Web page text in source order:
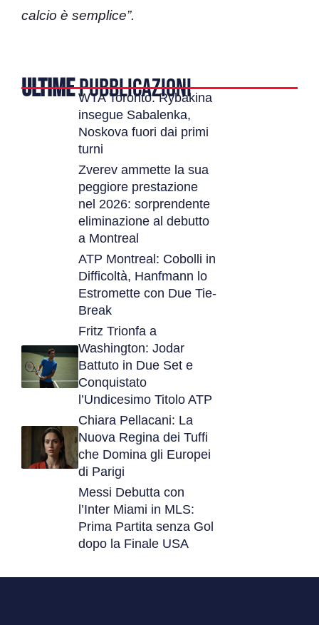
calcio è semplice”.
ULTIMEPUBBLICAZIONI
WTA Toronto: Rybakina
insegue Sabalenka,
Noskova fuori dai primi
turni
Zverev ammette la sua
peggiore prestazione
nel 2026: sorprendente
eliminazione al debutto
a Montreal
ATP Montreal: Cobolli in
Difficoltà, Hanfmann lo
Estromette con Due Tie-
Break
Fritz Trionfa a
Washington: Jodar
Battuto in Due Set e
Conquistato
l’Undicesimo Titolo ATP
Chiara Pellacani: La
Nuova Regina dei Tuffi
che Domina gli Europei
di Parigi
Messi Debutta con
l’Inter Miami in MLS:
Prima Partita senza Gol
dopo la Finale USA